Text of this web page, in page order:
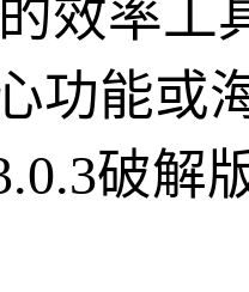
效率工
功能或
破解